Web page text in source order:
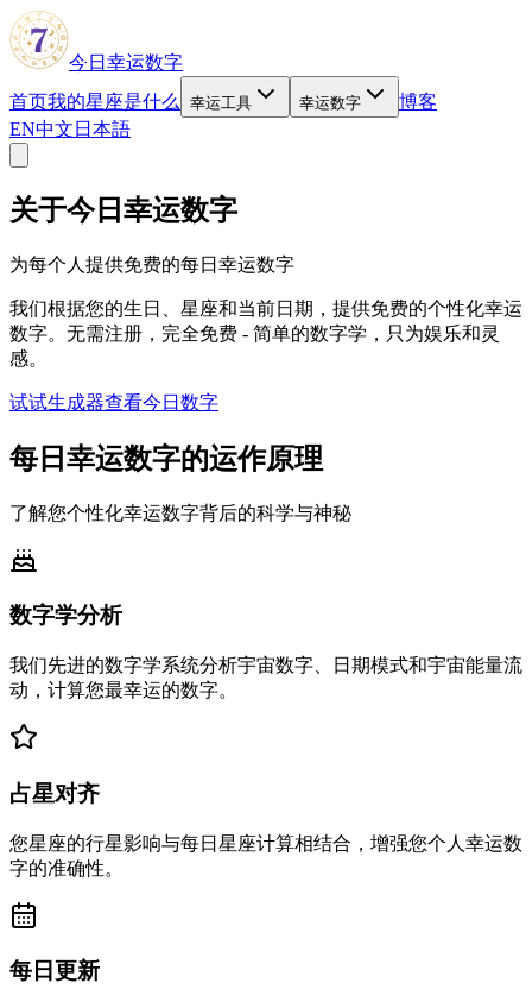
今日幸运数字
首页我的星座是什么 幸运工具 幸运数字
博客
EN中文 日本語
关于今日幸运数字
为每个人提供免费的每日幸运数字
我们根据您的生日、星座和当前日期，提供免费的个性化幸运
数字。无需注册，完全免费 - 简单的数字学，只为娱乐和灵
感。
试试生成器查看今日数字
每日幸运数字的运作原理
了解您个性化幸运数字背后的科学与神秘
数字学分析
我们先进的数字学系统分析宇宙数字、日期模式和宇宙能量流
动，计算您最幸运的数字。
占星对齐
您星座的行星影响与每日星座计算相结合，增强您个人幸运数
字的准确性。
每日更新